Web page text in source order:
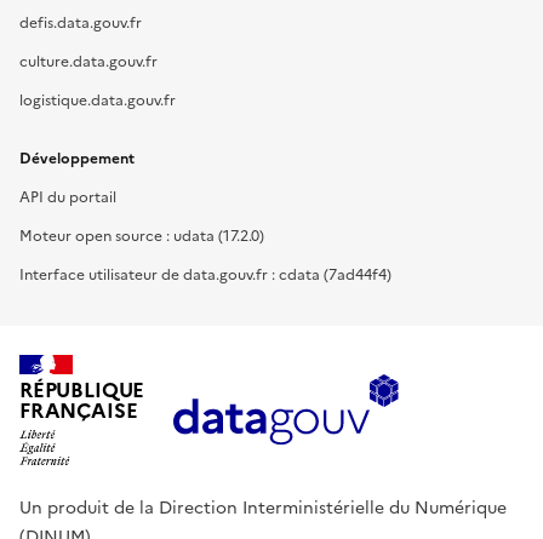
defis.data.gouv.fr
culture.data.gouv.fr
logistique.data.gouv.fr
Développement
API du portail
Moteur open source : udata (17.2.0)
Interface utilisateur de data.gouv.fr : cdata (7ad44f4)
RÉPUBLIQUE
FRANÇAISE
Un produit de la Direction Interministérielle du Numérique